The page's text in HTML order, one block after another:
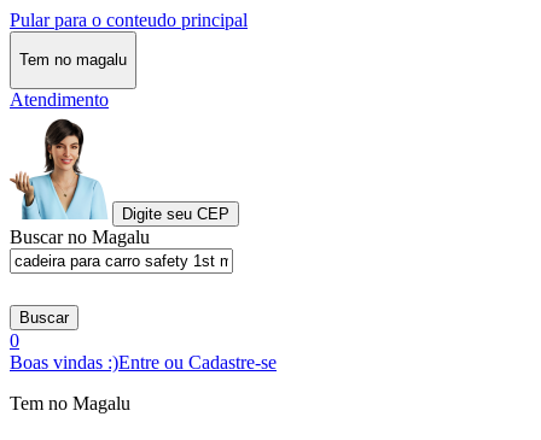
Pular para o conteudo principal
Tem no magalu
Atendimento
Digite seu CEP
Buscar no Magalu
Buscar
0
Boas vindas :)Entre ou Cadastre-se
Tem no Magalu